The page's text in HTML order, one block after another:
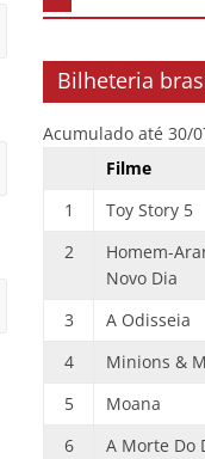
Bilheteria
Acumulado até 30/
Filme
1
Toy Story 5
2
Homem-
Novo Dia
3 A Odisseia
4
Minions &
5
Moana
6
A Morte Do